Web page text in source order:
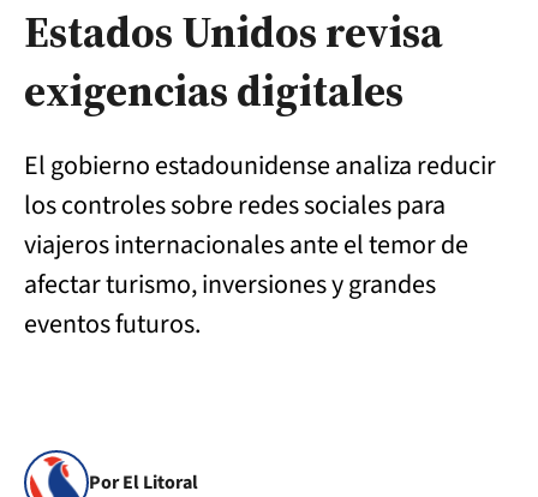
Estados Unidos revisa
exigencias digitales
El gobierno estadounidense analiza reducir
los controles sobre redes sociales para
viajeros internacionales ante el temor de
afectar turismo, inversiones y grandes
eventos futuros.
Por El Litoral